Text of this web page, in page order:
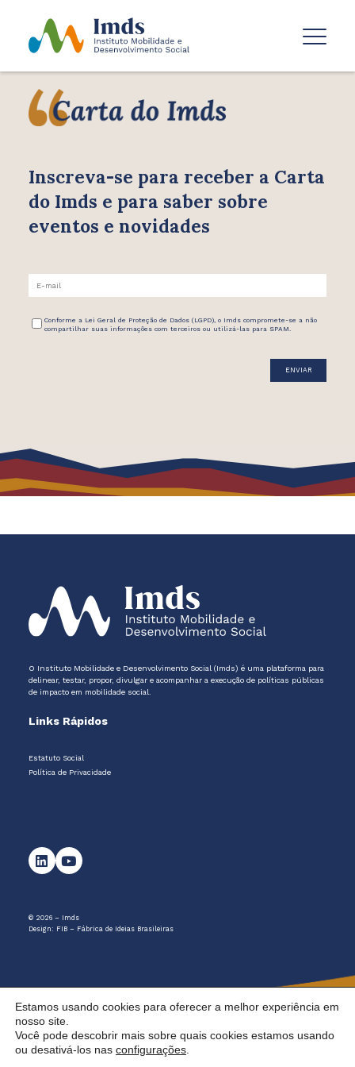
Inscreva-se para receber a Carta
do Imds e para saber sobre
eventos e novidades
Conforme a Lei Geral de Proteção de Dados (LGPD), o Imds compromete-se a não
compartilhar suas informações com terceiros ou utilizá-las para SPAM.
O Instituto Mobilidade e Desenvolvimento Social (Imds) é uma plataforma para
delinear, testar, propor, divulgar e acompanhar a execução de políticas públicas
de impacto em mobilidade social.
Links Rápidos
Estatuto Social
Política de Privacidade
© 2026 – Imds
Design: FIB – Fábrica de Ideias Brasileiras
Estamos usando cookies para oferecer a melhor experiência em
nosso site.
Você pode descobrir mais sobre quais cookies estamos usando
ou desativá-los nas configurações